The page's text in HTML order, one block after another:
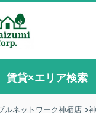
賃貸×エリア検索
ルネットワーク神栖店